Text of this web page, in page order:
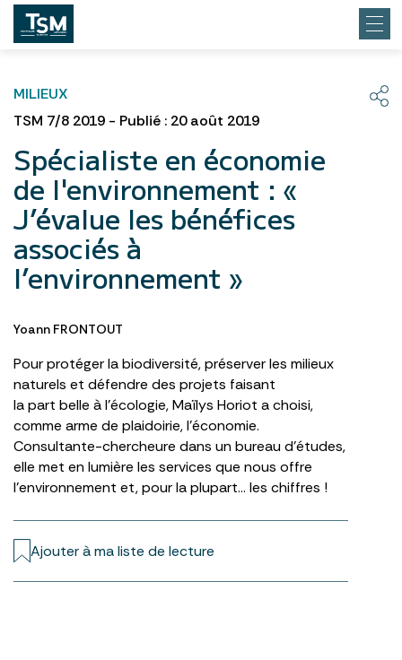
MILIEUX
TSM 7/8 2019 - Publié : 20 août 2019
Spécialiste en économie
de l'environnement : «
J’évalue les bénéfices
associés à
l’environnement »
Yoann FRONTOUT
Pour protéger la biodiversité, préserver les milieux
naturels et défendre des projets faisant
la part belle à l’écologie, Maïlys Horiot a choisi,
comme arme de plaidoirie, l’économie.
Consultante-chercheure dans un bureau d’études,
elle met en lumière les services que nous offre
l’environnement et, pour la plupart… les chiffres !
Ajouter à ma liste de lecture